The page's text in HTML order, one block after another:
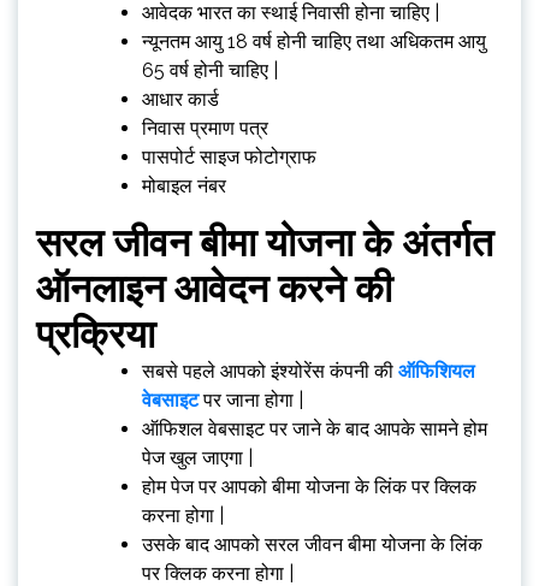
आवेदक भारत का स्थाई निवासी होना चाहिए |
न्यूनतम आयु 18 वर्ष होनी चाहिए तथा अधिकतम आयु
65 वर्ष होनी चाहिए |
आधार कार्ड
निवास प्रमाण पत्र
पासपोर्ट साइज फोटोग्राफ
मोबाइल नंबर
सरल जीवन बीमा योजना के अंतर्गत
ऑनलाइन आवेदन करने की
प्रक्रिया
सबसे पहले आपको इंश्योरेंस कंपनी की ऑफिशियल
वेबसाइटपर जाना होगा |
ऑफिशल वेबसाइट पर जाने के बाद आपके सामने होम
पेज खुल जाएगा |
होम पेज पर आपको बीमा योजना के लिंक पर क्लिक
करना होगा |
उसके बाद आपको सरल जीवन बीमा योजना के लिंक
पर क्लिक करना होगा |